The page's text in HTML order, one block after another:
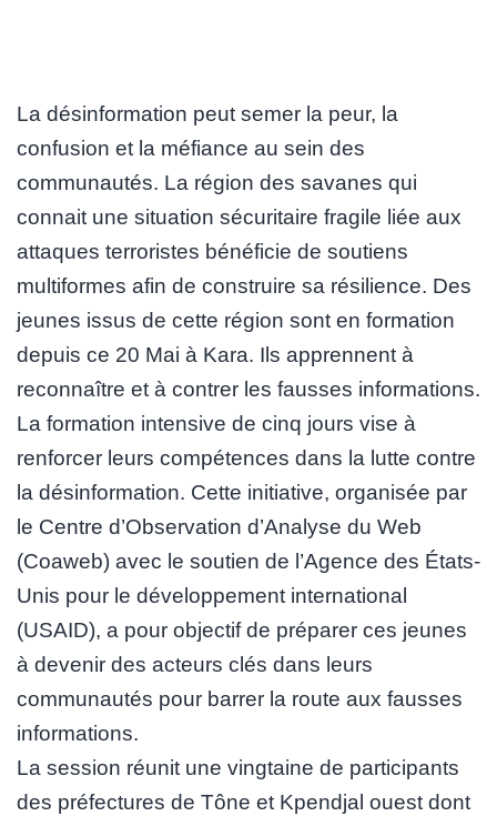
La désinformation peut semer la peur, la
confusion et la méfiance au sein des
communautés. La région des savanes qui
connait une situation sécuritaire fragile liée aux
attaques terroristes bénéficie de soutiens
multiformes afin de construire sa résilience. Des
jeunes issus de cette région sont en formation
depuis ce 20 Mai à Kara. Ils apprennent à
reconnaître et à contrer les fausses informations.
La formation intensive de cinq jours vise à
renforcer leurs compétences dans la lutte contre
la désinformation. Cette initiative, organisée par
le Centre d’Observation d’Analyse du Web
(Coaweb) avec le soutien de l’Agence des États-
Unis pour le développement international
(USAID), a pour objectif de préparer ces jeunes
à devenir des acteurs clés dans leurs
communautés pour barrer la route aux fausses
informations.
La session réunit une vingtaine de participants
des préfectures de Tône et Kpendjal ouest dont